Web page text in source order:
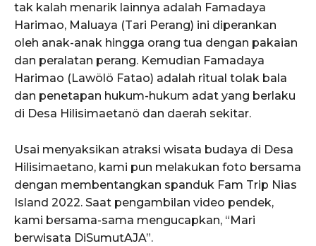
tak kalah menarik lainnya adalah Famadaya
Harimao, Maluaya (Tari Perang) ini diperankan
oleh anak-anak hingga orang tua dengan pakaian
dan peralatan perang. Kemudian Famadaya
Harimao (Lawölö Fatao) adalah ritual tolak bala
dan penetapan hukum-hukum adat yang berlaku
di Desa Hilisimaetanö dan daerah sekitar.
Usai menyaksikan atraksi wisata budaya di Desa
Hilisimaetano, kami pun melakukan foto bersama
dengan membentangkan spanduk Fam Trip Nias
Island 2022. Saat pengambilan video pendek,
kami bersama-sama mengucapkan, “Mari
berwisata DiSumutAJA”.